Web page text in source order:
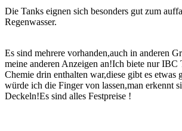
Die Tanks eignen sich besonders gut zum
Regenwasser.
Es sind mehrere vorhanden,auch in anderen
meine anderen Anzeigen an!Ich biete nur IBC
Chemie drin enthalten war,diese gibt es etwas
würde ich die Finger von lassen,man erkennt
Deckeln!Es sind alles Festpreise !